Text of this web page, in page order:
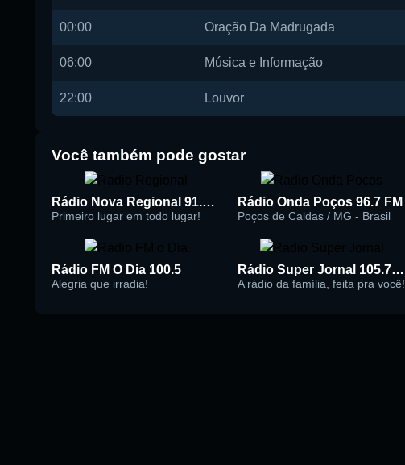
00:00 Oração Da Madrugada
06:00 Música e Informação
22:00 Louvor
Você também pode gostar
Rádio Nova Regional 91.5 FM
Primeiro lugar em todo lugar!
Rádio Onda Poços 96.7 FM
Poços de Caldas / MG - Brasil
Rádio FM O Dia 100.5
Alegria que irradia!
Rádio Super Jornal 105.7 FM
A rádio da família, feita pra você!